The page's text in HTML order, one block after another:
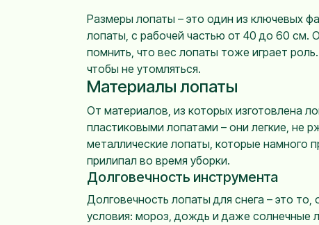
Размеры лопаты – это один из ключевых
лопаты, с рабочей частью от 40 до 60 см.
помнить, что вес лопаты тоже играет
чтобы не утомляться.
Материалы лопаты
От материалов, из которых изготовлена
пластиковыми лопатами – они легкие, не
металлические лопаты, которые намного
прилипал во время уборки.
Долговечность инструмента
Долговечность лопаты для снега – это
условия: мороз, дождь и даже солнечные